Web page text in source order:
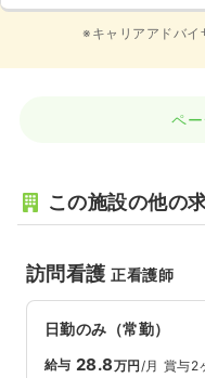
※キャリアアドバイ
ペ
この施設の他の
訪問看護正看護師
日勤のみ（常勤）
給与 28.8万円/月 賞与2